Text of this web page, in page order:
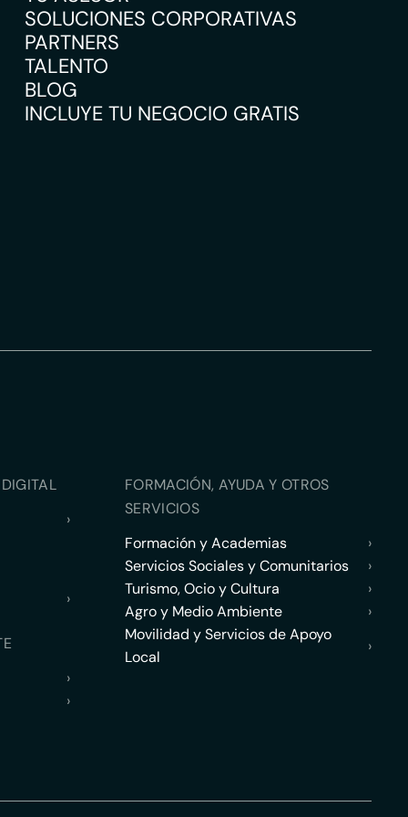
SOLUCIONES CORPORATIVAS
PARTNERS
TALENTO
BLOG
INCLUYE TU NEGOCIO GRATIS
›
›
›
›
FORMACIÓN, AYUDA Y OTROS
SERVICIOS
Formación y Academias
›
Servicios Sociales y Comunitarios
›
Turismo, Ocio y Cultura
›
Agro y Medio Ambiente
›
Movilidad y Servicios de Apoyo
Local
›